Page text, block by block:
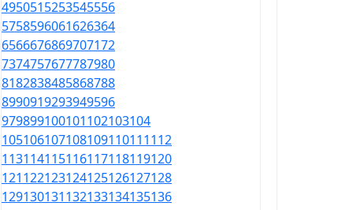
4950515253545556
5758596061626364
6566676869707172
7374757677787980
8182838485868788
8990919293949596
979899100101102103104
105106107108109110111112
113114115116117118119120
121122123124125126127128
129130131132133134135136